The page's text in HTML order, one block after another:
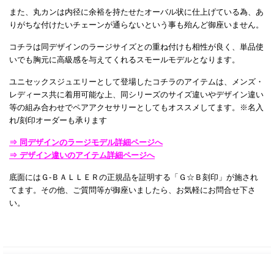
また、丸カンは内径に余裕を持たせたオーバル状に仕上げている為、あ
りがちな付けたいチェーンが通らないという事も殆んど御座いません。
コチラは同デザインのラージサイズとの重ね付けも相性が良く、単品使
いでも胸元に高級感を与えてくれるスモールモデルとなります。
ユニセックスジュエリーとして登場したコチラのアイテムは、メンズ・
レディース共に着用可能な上、同シリーズのサイズ違いやデザイン違い
等の組み合わせでペアアクセサリーとしてもオススメしてます。※名入
れ/刻印オーダーも承ります
⇒ 同デザインのラージモデル詳細ページへ
⇒ デザイン違いのアイテム詳細ページへ
底面にはＧ-ＢＡＬＬＥＲの正規品を証明する「Ｇ☆Ｂ刻印」が施され
てます。その他、ご質問等が御座いましたら、お気軽にお問合せ下さ
い。